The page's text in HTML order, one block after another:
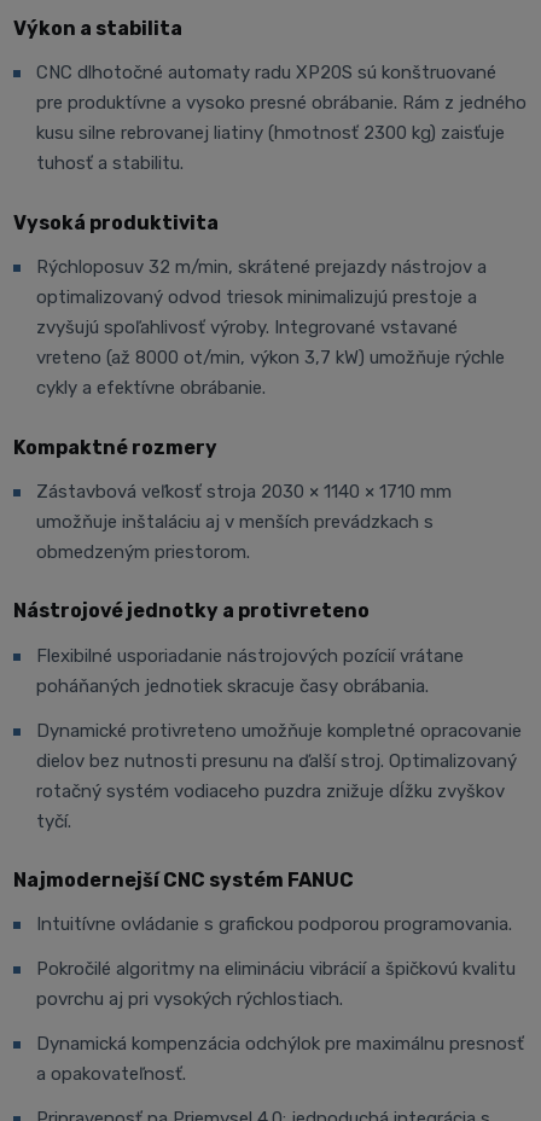
Výkon a stabilita
CNC dlhotočné automaty radu XP20S sú konštruované
pre produktívne a vysoko presné obrábanie. Rám z jedného
kusu silne rebrovanej liatiny (hmotnosť 2300 kg) zaisťuje
tuhosť a stabilitu.
Vysoká produktivita
Rýchloposuv 32 m/min, skrátené prejazdy nástrojov a
optimalizovaný odvod triesok minimalizujú prestoje a
zvyšujú spoľahlivosť výroby. Integrované vstavané
vreteno (až 8000 ot/min, výkon 3,7 kW) umožňuje rýchle
cykly a efektívne obrábanie.
Kompaktné rozmery
Zástavbová veľkosť stroja 2030 × 1140 × 1710 mm
umožňuje inštaláciu aj v menších prevádzkach s
obmedzeným priestorom.
Nástrojové jednotky a protivreteno
Flexibilné usporiadanie nástrojových pozícií vrátane
poháňaných jednotiek skracuje časy obrábania.
Dynamické protivreteno umožňuje kompletné opracovanie
dielov bez nutnosti presunu na ďalší stroj. Optimalizovaný
rotačný systém vodiaceho puzdra znižuje dĺžku zvyškov
tyčí.
Najmodernejší CNC systém FANUC
Intuitívne ovládanie s grafickou podporou programovania.
Pokročilé algoritmy na elimináciu vibrácií a špičkovú kvalitu
povrchu aj pri vysokých rýchlostiach.
Dynamická kompenzácia odchýlok pre maximálnu presnosť
a opakovateľnosť.